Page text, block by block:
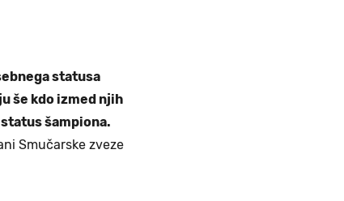
statusa
še kdo izmed njih
šampiona.
Smučarske zveze